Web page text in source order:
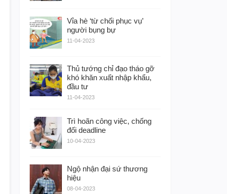
Vỉa hè ‘từ chối phục vụ’
người bụng bự
11-04-2023
Thủ tướng chỉ đạo tháo gỡ
khó khăn xuất nhập khẩu,
đầu tư
11-04-2023
Trì hoãn công việc, chống
đối deadline
10-04-2023
Ngộ nhận đại sứ thương
hiệu
08-04-2023